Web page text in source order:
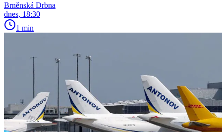
Brněnská Drbna
dnes, 18:30
1 min